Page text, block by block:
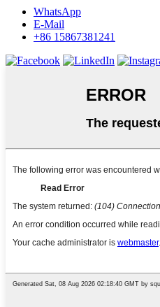
WhatsApp
E-Mail
+86 15867381241